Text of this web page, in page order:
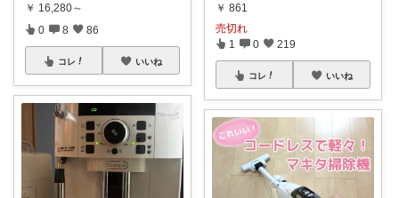
￥ 16,280～
0 8 86
コレ いいね
￥ 861
売切れ
1 0 219
コレ いいね